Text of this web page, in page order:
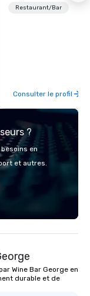
for cocktail
attendees with our
seasonally-inspired,
signature sweet
to Disney Springs?
catering services
House on the Lake is
restaurant group
Melman being named
influential people in
mantra is “The
Restaurant/Bar
Consulter le profil
?
en
et autres.
Wine Bar George en
durable et de